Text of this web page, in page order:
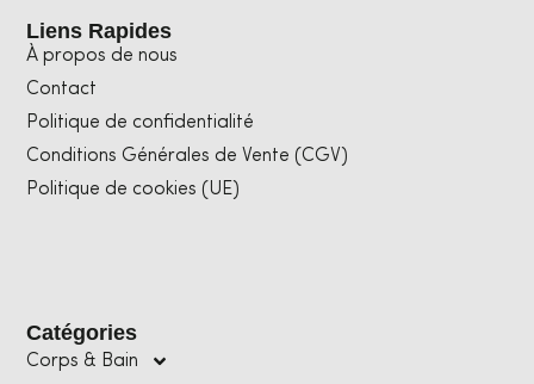
Catégories
Corps & Bain
Liens Rapides
À propos de nous
Contact
Politique de confidentialité
Conditions Générales de Vente (CGV)
Politique de cookies (UE)